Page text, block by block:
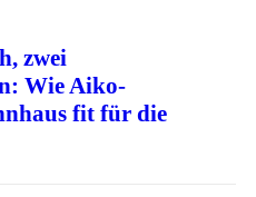
zwei
Wie Aiko-
fit für die